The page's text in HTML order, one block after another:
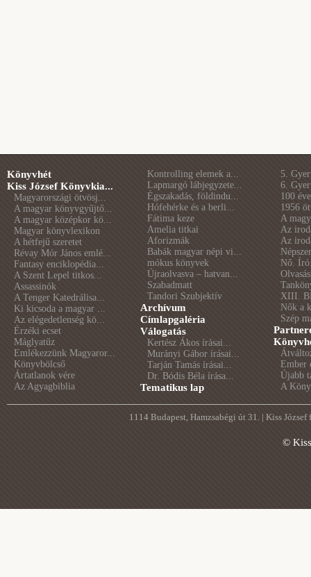
Könyvhét
Kiss József Könyvkia...
Magyarországi ötvösj...
A magyar könyvgyűjtő...
A magyar középkor kö...
Magyar könyvlexikon
A hétfejű szeretet
Révay Mór János emlé...
Fantasy enciklopédia...
A Szent Lepel titkos...
Assassinók
A Tenger Katedrálisa...
Ki kicsoda a magyar ...
Az elégedetlenség kö...
Érzéki ecset
Máglyatűz
Emlékezzünk Magyaror...
Könyvbölcső
Ártatlanok vére
Az Agyagbiblia
Kontrolling elemek a...
Lapmargó lábjegyzete...
Égszakadás, földindu...
Hófehérke és a berli...
Fátima keze
Amelia titkai
Aforizmák
Babák magyar népi vi...
mókus könyvek
Újraolvasva – hatvan...
Szabadmatt
Tandori Szubjektív
Archívum
Címlapgaléria
Válogatás
Kertész Ákos írásai...
Murányi Gábor írásai...
Tarján Tamás írásai...
Dr. Bódis Béla írása...
Tematikus lap
5.
6.
100
1956
A
Az
Az
Nő.
XIII.
Nők a
Szép
Ember
Újabb
A
1114 Budapest, Hamzsabégi út 31. | Kiss
©